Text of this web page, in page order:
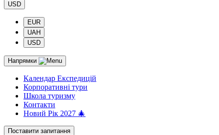
USD
EUR
UAH
USD
Напрямки
Календар Експедицій
Корпоративні тури
Школа туризму
Контакти
Новий Рік 2027 🎄
Поставити запитання